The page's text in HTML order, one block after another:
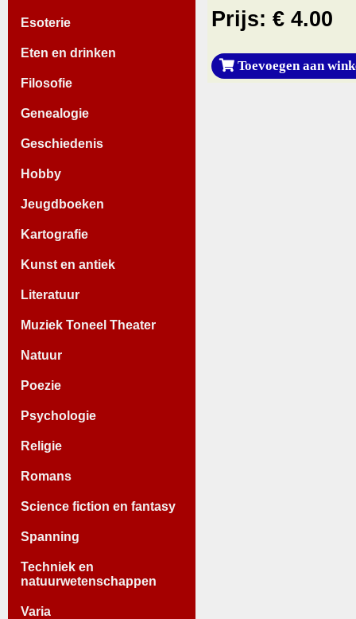
Esoterie
Eten en drinken
Filosofie
Genealogie
Geschiedenis
Hobby
Jeugdboeken
Kartografie
Kunst en antiek
Literatuur
Muziek Toneel Theater
Natuur
Poezie
Psychologie
Religie
Romans
Science fiction en fantasy
Spanning
Techniek en
natuurwetenschappen
Varia
Prijs: € 4.00
Toevoegen aan